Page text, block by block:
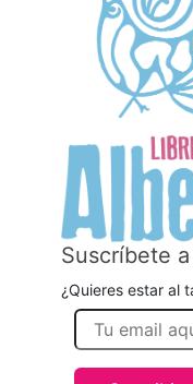
Suscríbete
¿Quieres estar al